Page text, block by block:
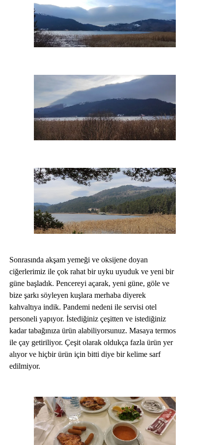
Sonrasında akşam yemeği ve oksijene doyan
ciğerlerimiz ile çok rahat bir uyku uyuduk ve yeni bir
güne başladık. Pencereyi açarak, yeni güne, göle ve
bize şarkı söyleyen kuşlara merhaba diyerek
kahvaltıya indik. Pandemi nedeni ile servisi otel
personeli yapıyor. İstediğiniz çeşitten ve istediğiniz
kadar tabağınıza ürün alabiliyorsunuz. Masaya termos
ile çay getiriliyor. Çeşit olarak oldukça fazla ürün yer
alıyor ve hiçbir ürün için bitti diye bir kelime sarf
edilmiyor.